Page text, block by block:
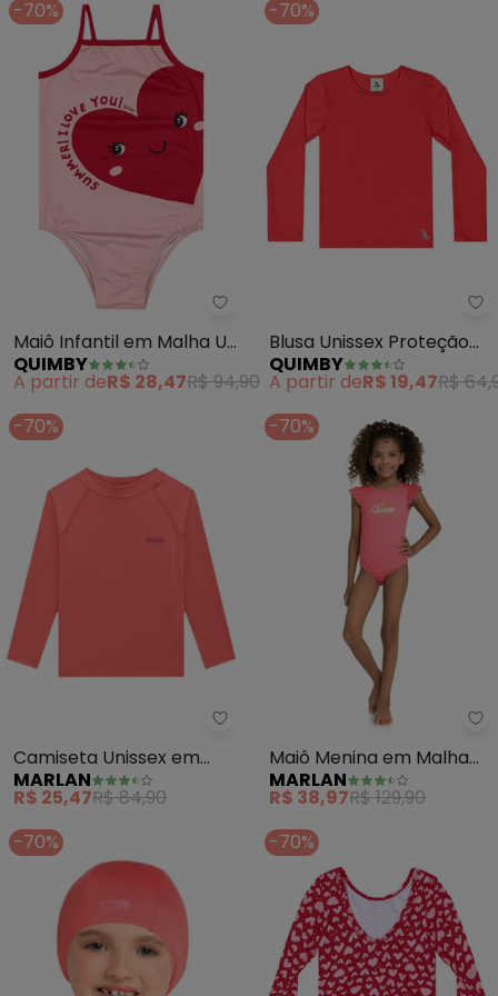
-70%
Quimby - Maiô Infantil em
Maiô Infantil em Malha Uv
Dry (Vermelho)
QUIMBY
A partir deR$ 28,47R$ 94,90
-70%
Blusa Unissex Proteção
Uv (Vermelho)
QUIMBY
A partir deR$ 19,47R$
-70%
Marlan - Camiseta Unissex
Camiseta Unissex em
Malha Proteção Uv
(Vermelho)
MARLAN
R$ 25,47R$ 84,90
-70%
Maiô Menina em Malha
Beachwear (Vermelho)
MARLAN
R$ 38,97R$ 129,90
-70%
-70%